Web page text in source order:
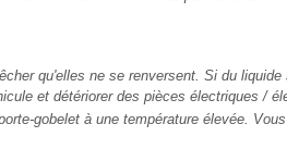
qu'elles ne se renversent. Si du
et détériorer des pièces électriques /
gobelet à une température élevée.